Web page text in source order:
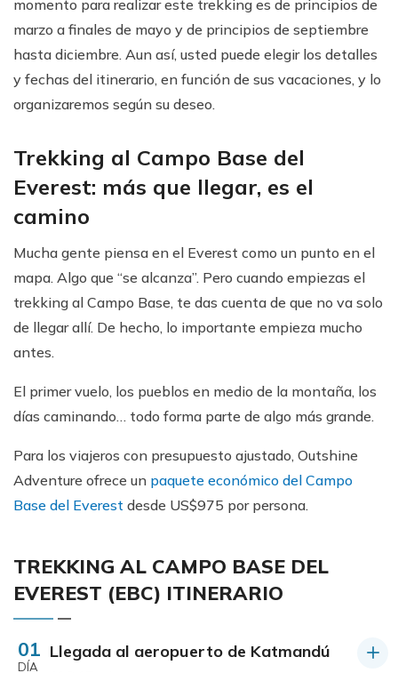
momento para realizar este trekking es de principios de
marzo a finales de mayo y de principios de septiembre
hasta diciembre. Aun así, usted puede elegir los detalles
y fechas del itinerario, en función de sus vacaciones, y lo
organizaremos según su deseo.
Trekking al Campo Base del
Everest: más que llegar, es el
camino
Mucha gente piensa en el Everest como un punto en el
mapa. Algo que “se alcanza”. Pero cuando empiezas el
trekking al Campo Base, te das cuenta de que no va solo
de llegar allí. De hecho, lo importante empieza mucho
antes.
El primer vuelo, los pueblos en medio de la montaña, los
días caminando… todo forma parte de algo más grande.
Para los viajeros con presupuesto ajustado, Outshine
Adventure ofrece un paquete económico del Campo
Base del Everest desde US$975 por persona.
TREKKING AL CAMPO BASE DEL
EVEREST (EBC) ITINERARIO
01
DÍA
Llegada al aeropuerto de Katmandú